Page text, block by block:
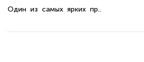
Один из самых ярких пр..